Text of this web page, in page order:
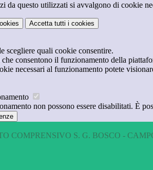
da questo utilizzati si avvalgono di cookie
Accetta tutti i cookies
scegliere quali cookie consentire.
consentono il funzionamento della
necessari al funzionamento potete
non possono essere disabilitati. È
COMPRENSIVO S. G. BOSCO -